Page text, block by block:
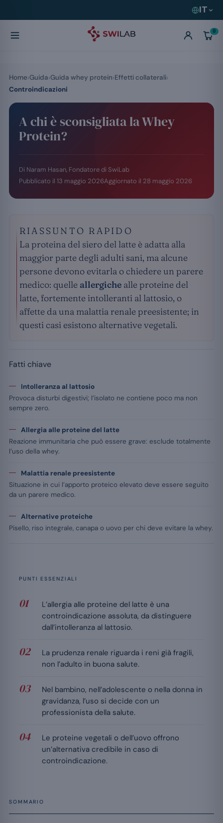
IT
0
A chi è sconsigliata la Whey
Protein?
Di Naram Hasan, Fondatore di SwiLab
Pubblicato il 13 maggio 2026Aggiornato il 28 maggio 2026
RIASSUNTO RAPIDO
La proteina del siero del latte è adatta alla
maggior parte degli adulti sani, ma alcune
persone devono evitarla o chiedere un parere
medico: quelle allergiche alle proteine del
latte, fortemente intolleranti al lattosio, o
affette da una malattia renale preesistente; in
questi casi esistono alternative vegetali.
Fatti chiave
Intolleranza al lattosio
Provoca disturbi digestivi; l’isolato ne contiene poco ma non
sempre zero.
Allergia alle proteine del latte
Reazione immunitaria che può essere grave: esclude totalmente
l’uso della whey.
Malattia renale preesistente
Situazione in cui l’apporto proteico elevato deve essere seguito
da un parere medico.
Alternative proteiche
Pisello, riso integrale, canapa o uovo per chi deve evitare la whey.
PUNTI ESSENZIALI
L’allergia alle proteine del latte è una
controindicazione assoluta, da distinguere
dall’intolleranza al lattosio.
La prudenza renale riguarda i reni già fragili,
non l’adulto in buona salute.
Nel bambino, nell’adolescente o nella donna in
gravidanza, l’uso si decide con un
professionista della salute.
Le proteine vegetali o dell’uovo offrono
un’alternativa credibile in caso di
controindicazione.
SOMMARIO
Home Guida Guida whey protein Effetti collaterali
Controindicazioni